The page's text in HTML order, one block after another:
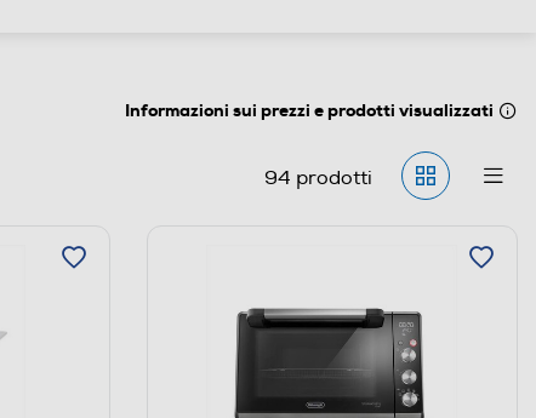
Informazioni sui prezzi e prodotti visualizzati
94 prodotti